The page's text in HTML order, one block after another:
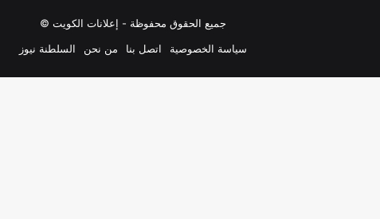
جميع الحقوق محفوظة - إعلانات الكويت ©
سياسة الخصوصية
اتصل بنا من نحن السلطنة نيوز